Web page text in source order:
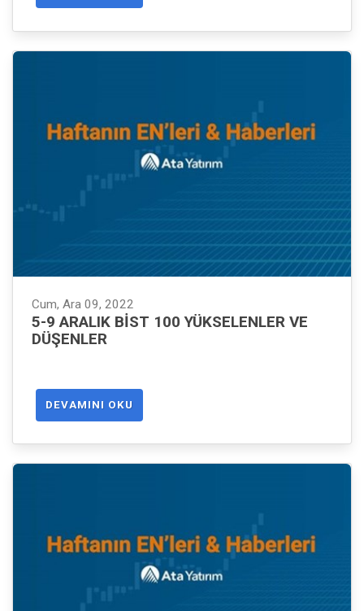
Cum, Ara 09, 2022
5-9 ARALIK BIST 100 YÜKSELENLER VE
DÜŞENLER
DEVAMINI OKU